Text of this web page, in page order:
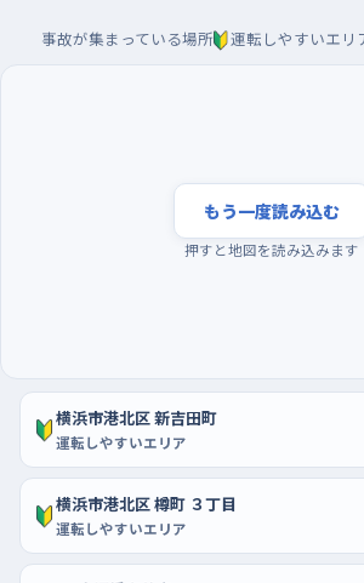
思ったより速度が乗るため、早めにブレーキ
島の商業施設で
練習に出るなら、朝の通勤や通学で道が混み
前、まだ車も人もまばらな早い時間帯が断然
隣に北棟もあるため空いている側を選べる
で練習するなら、ライフガーデン綱島に寄っ
事故が集まっている場所 運転しやすいエリ
もう一度読み込む
押すと地図を読み込みます
横浜市港北区 新吉田町
運転しやすいエリア
横浜市港北区 樽町 ３丁目
運転しやすいエリア